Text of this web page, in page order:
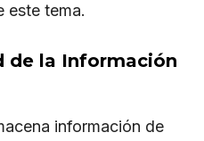
este tema.
de la Información
información de